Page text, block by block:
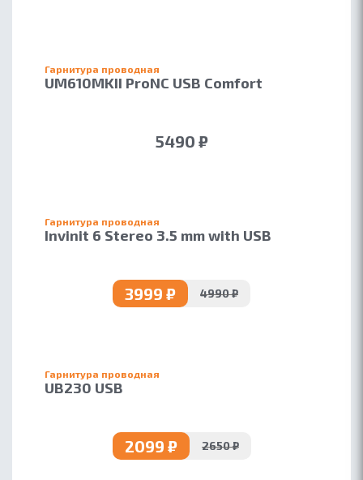
Гарнитура проводная
UM610MKII ProNC USB Comfort
5490 ₽
Гарнитура проводная
Invinit 6 Stereo 3.5 mm with USB
3999 ₽ 4990 ₽
Гарнитура проводная
UB230 USB
2099 ₽ 2650 ₽